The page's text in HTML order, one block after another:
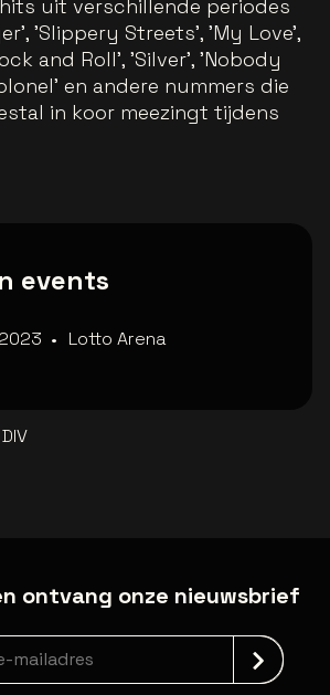
uit verschillende periodes
'Slippery Streets', 'My Love',
and Roll', 'Silver', 'Nobody
en andere nummers die
in koor meezingt tijdens
events
• Lotto Arena
DIV
ontvang onze nieuwsbrief